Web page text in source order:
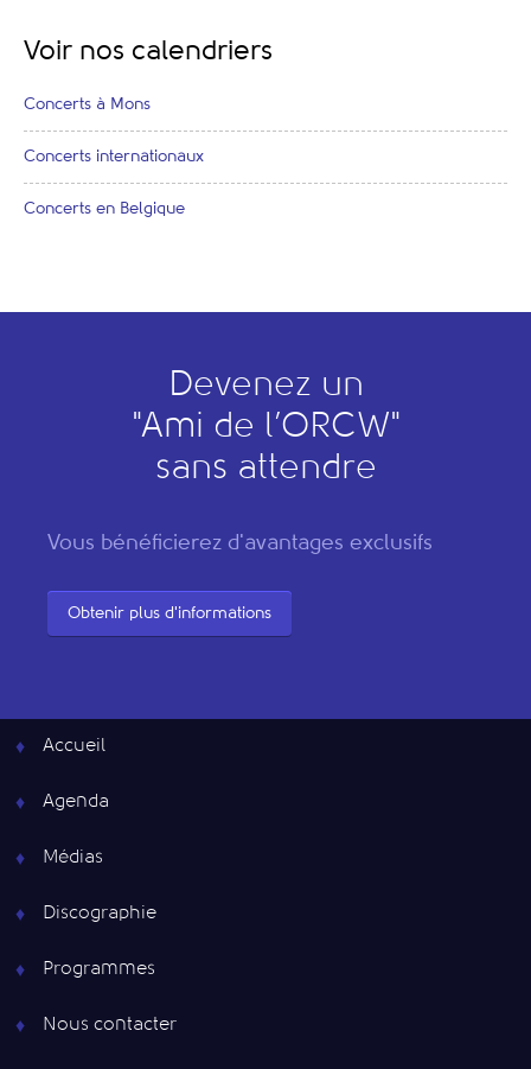
Voir nos calendriers
Concerts à Mons
Concerts internationaux
Concerts en Belgique
Devenez un
"Ami de l’ORCW"
sans attendre
Vous bénéficierez d'avantages exclusifs
Obtenir plus d'informations
Accueil
Agenda
Médias
Discographie
Programmes
Nous contacter